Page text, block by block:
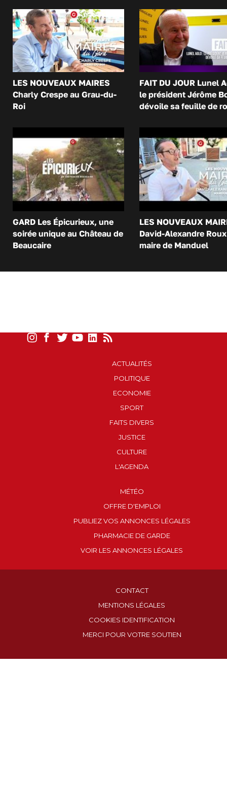
LES NOUVEAUX MAIRES
Charly Crespe au Grau-du-
Roi
FAIT DU JOUR Lunel
le président Jérôme
dévoile sa feuille de
GARD Les Épicurieux, une
soirée unique au Château de
Beaucaire
LES NOUVEAUX
David-Alexandre
maire de Manduel
ACTUALITÉS
POLITIQUE
ECONOMIE
SPORT
FAITS DIVERS
JUSTICE
CULTURE
L'AGENDA
MÉTÉO
OFFRE D'EMPLOI
PUBLIEZ VOS ANNONCES LÉGALES
PHARMACIE DE GARDE
VOIR LES ANNONCES LÉGALES
CONTACT
MENTIONS LÉGALES
COOKIES IDENTIFICATION
MERCI POUR VOTRE SOUTIEN